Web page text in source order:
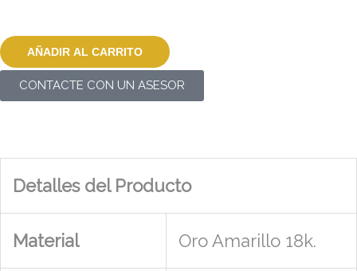
AÑADIR AL CARRITO
CONTACTE CON UN ASESOR
Detalles del Producto
Material Oro Amarillo 18k.